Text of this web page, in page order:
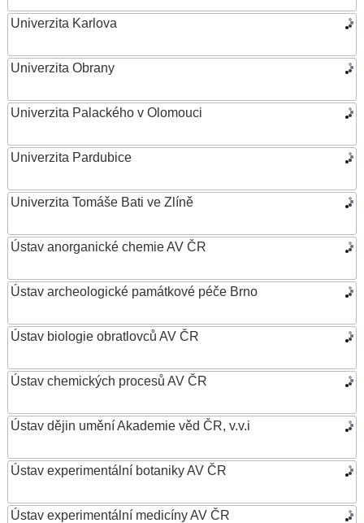
Univerzita Karlova
Univerzita Obrany
Univerzita Palackého v Olomouci
Univerzita Pardubice
Univerzita Tomáše Bati ve Zlíně
Ústav anorganické chemie AV ČR
Ústav archeologické památkové péče Brno
Ústav biologie obratlovců AV ČR
Ústav chemických procesů AV ČR
Ústav dějin umění Akademie věd ČR, v.v.i
Ústav experimentální botaniky AV ČR
Ústav experimentální medicíny AV ČR